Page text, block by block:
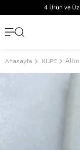
4 Ürün ve
Anasayfa KÜPE